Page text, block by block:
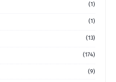
(1)
(1)
(13)
(174)
(9)